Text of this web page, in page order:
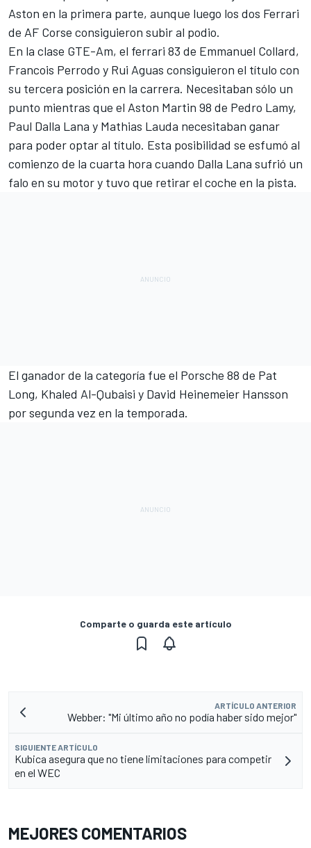
Aston en la primera parte, aunque luego los dos Ferrari
de AF Corse consiguieron subir al podio.
En la clase GTE-Am, el ferrari 83 de Emmanuel Collard,
Francois Perrodo y Rui Aguas consiguieron el título con
su tercera posición en la carrera. Necesitaban sólo un
punto mientras que el Aston Martin 98 de Pedro Lamy,
Paul Dalla Lana y Mathias Lauda necesitaban ganar
para poder optar al título. Esta posibilidad se esfumó al
comienzo de la cuarta hora cuando Dalla Lana sufrió un
falo en su motor y tuvo que retirar el coche en la pista.
El ganador de la categoría fue el Porsche 88 de Pat
Long, Khaled Al-Qubaisi y David Heinemeier Hansson
por segunda vez en la temporada.
Comparte o guarda este artículo
ARTÍCULO ANTERIOR
Webber: "Mi último año no podía haber sido mejor"
SIGUIENTE ARTÍCULO
Kubica asegura que no tiene limitaciones para competir
en el WEC
MEJORES COMENTARIOS